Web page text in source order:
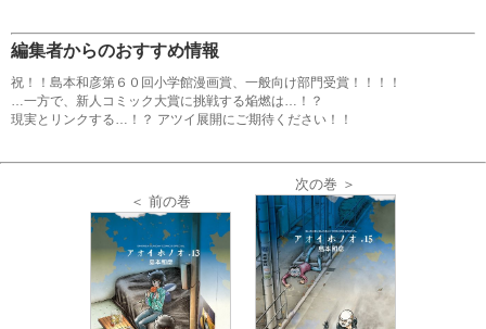
編集者からのおすすめ情報
祝！！島本和彦第６０回小学館漫画賞、一般向け部門受賞！！！！
…一方で、新人コミック大賞に挑戦する焔燃は…！？
現実とリンクする…！？ アツイ展開にご期待ください！！
＜ 前の巻
次の巻 ＞